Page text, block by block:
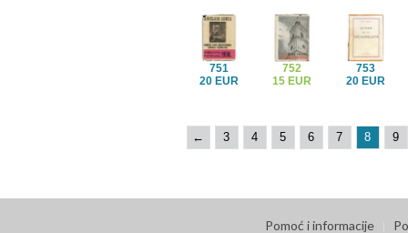
751
20 EUR
752
15 EUR
753
20 EUR
← 3 4 5 6 7 8 9
Pomoć i informacije